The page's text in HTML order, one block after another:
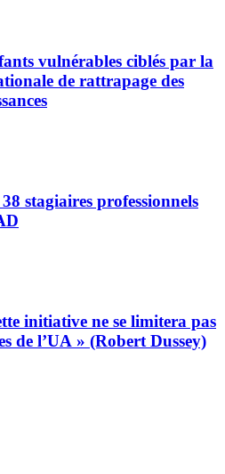
vulnérables ciblés par la
de rattrapage des
stagiaires professionnels
initiative ne se limitera pas
de l’UA » (Robert Dussey)